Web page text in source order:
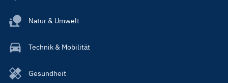
Natur & Umwelt
Technik & Mobilität
Gesundheit